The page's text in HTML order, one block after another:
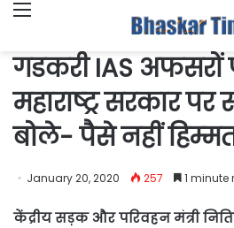
गडकरी IAS अफसरों
महाराष्‍ट्र सरकार पर
बोले- पैसे नहीं
January 20, 2020 257 1 minute
केंद्रीय सड़क और परिवहन मंत्री